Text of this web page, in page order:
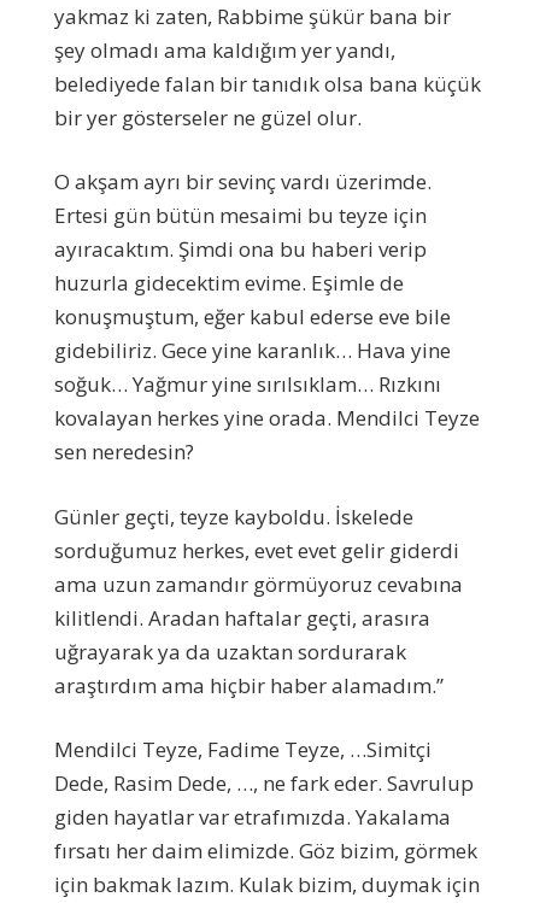
yakmaz ki zaten, Rabbime şükür bana bir
şey olmadı ama kaldığım yer yandı,
belediyede falan bir tanıdık olsa bana küçük
bir yer gösterseler ne güzel olur.
O akşam ayrı bir sevinç vardı üzerimde.
Ertesi gün bütün mesaimi bu teyze için
ayıracaktım. Şimdi ona bu haberi verip
huzurla gidecektim evime. Eşimle de
konuşmuştum, eğer kabul ederse eve bile
gidebiliriz. Gece yine karanlık… Hava yine
soğuk… Yağmur yine sırılsıklam… Rızkını
kovalayan herkes yine orada. Mendilci Teyze
sen neredesin?
Günler geçti, teyze kayboldu. İskelede
sorduğumuz herkes, evet evet gelir giderdi
ama uzun zamandır görmüyoruz cevabına
kilitlendi. Aradan haftalar geçti, arasıra
uğrayarak ya da uzaktan sordurarak
araştırdım ama hiçbir haber alamadım.”
Mendilci Teyze, Fadime Teyze, …Simitçi
Dede, Rasim Dede, …, ne fark eder. Savrulup
giden hayatlar var etrafımızda. Yakalama
fırsatı her daim elimizde. Göz bizim, görmek
için bakmak lazım. Kulak bizim, duymak için